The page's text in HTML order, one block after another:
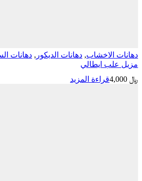
دهانات الاخشاب, دهانات الديكور , دهانات
مزيل علب ايطالي
﷼
قراءة المزيد